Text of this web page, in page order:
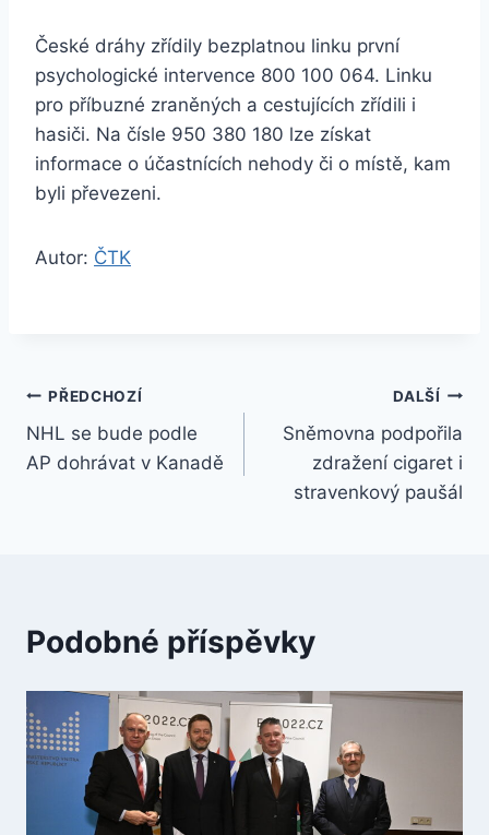
České dráhy zřídily bezplatnou linku první
psychologické intervence 800 100 064. Linku
pro příbuzné zraněných a cestujících zřídili i
hasiči. Na čísle 950 380 180 lze získat
informace o účastnících nehody či o místě, kam
byli převezeni.
Autor: ČTK
Navigace
pro
PŘEDCHOZÍ
NHL se bude podle
AP dohrávat v Kanadě
DALŠÍ
Sněmovna podpořila
zdražení cigaret i
stravenkový paušál
Podobné příspěvky